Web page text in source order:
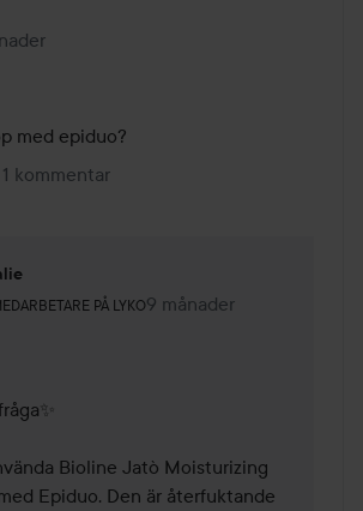
skapades 9 månader
med epiduo?
1 kommentar
PÅ LYKO
roll: Medarbetare på Lyko.
9 månader
Kommentaren lades 9
Bioline Jatò Moisturizing
Epiduo. Den är återfuktande